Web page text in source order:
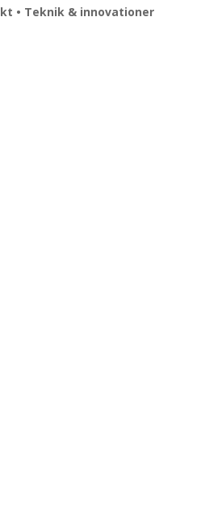
• Teknik & innovationer